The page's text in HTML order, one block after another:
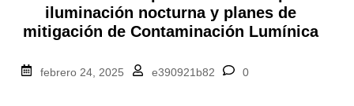
iluminación nocturna y planes de
mitigación de Contaminación Lumínica
febrero 24, 2025 e390921b82 0